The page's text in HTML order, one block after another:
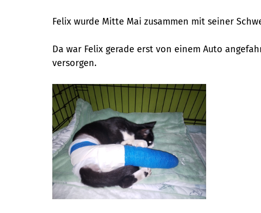
Felix wurde Mitte Mai zusammen mit seiner
Da war Felix gerade erst von einem Auto
versorgen.